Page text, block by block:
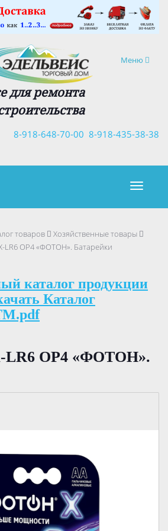
Навигация
Меню
для ремонта
8-918-435-38-38
8-918-648-70-00
×
товаров
Хозяйственные товары
LR6 ОР4 «ФОТОН». Батарейки
каталог продукции
Каталог
LR6 ОР4 «ФОТОН».